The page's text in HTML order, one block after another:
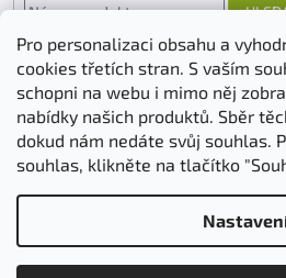
Pro personalizaci obsahu a
cookies třetích stran. S vaším
schopni na webu i mimo něj
nabídky našich produktů. Sběr
dokud nám nedáte svůj souhlas.
souhlas, klikněte na tlačítko
O nás FORESTINA